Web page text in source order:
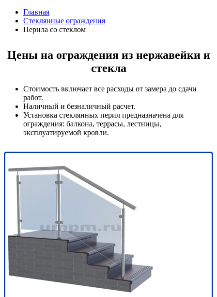
Breadcrumbs
Главная
Стеклянные ограждения
Перила со стеклом
Цены на ограждения из нержавейки и
стекла
Стоимость включает все расходы от замера до сдачи
работ.
Наличный и безналичный расчет.
Установка стеклянных перил предназначена для
ограждения: балкона, террасы, лестницы,
эксплуатируемой кровли.